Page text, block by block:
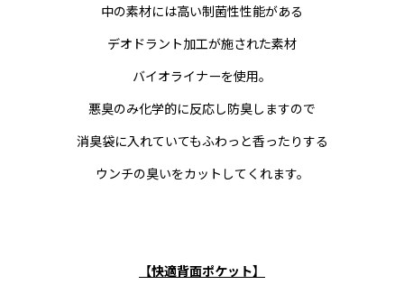
中の素材には高い制菌性性能がある
デオドラント加工が施された素材
バイオライナーを使用。
悪臭のみ化学的に反応し防臭しますので
消臭袋に入れていてもふわっと香ったりする
ウンチの臭いをカットしてくれます。
【快適背面ポケット】